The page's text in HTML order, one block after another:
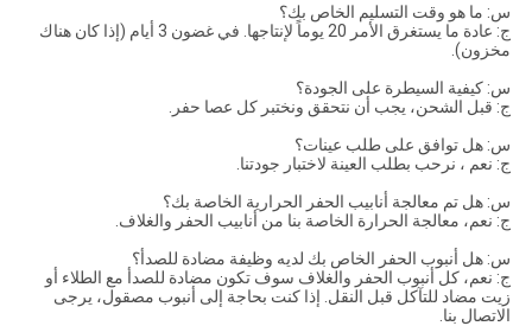
س: ما هو وقت التسليم الخاص بك؟
ج: عادة ما يستغرق الأمر 20 يوماً لإنتاجها. في غضون 3 أيام (إذا كان هناك
مخزون).
س: كيفية السيطرة على الجودة؟
ج: قبل الشحن، يجب أن نتحقق ونختبر كل عصا حفر.
س: هل توافق على طلب عينات؟
ج: نعم ، نرحب بطلب العينة لاختبار جودتنا.
س: هل تم معالجة أنابيب الحفر الحرارية الخاصة بك؟
ج: نعم، معالجة الحرارة الخاصة بنا من أنابيب الحفر والغلاف.
س: هل أنبوب الحفر الخاص بك لديه وظيفة مضادة للصدأ؟
ج: نعم، كل أنبوب الحفر والغلاف سوف تكون مضادة للصدأ مع الطلاء أو
زيت مضاد للتآكل قبل النقل. إذا كنت بحاجة إلى أنبوب مصقول، يرجى
الاتصال بنا.